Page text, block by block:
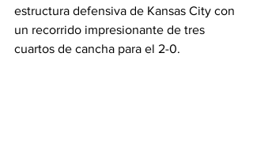
estructura defensiva de Kansas City con
un recorrido impresionante de tres
cuartos de cancha para el 2-0.